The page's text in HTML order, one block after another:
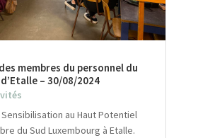
membres du personnel du
– 30/08/2024
au Haut Potentiel
du Sud Luxembourg à Etalle.